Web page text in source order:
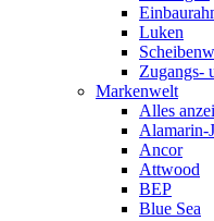
Luken
Zugangs-
Markenwelt
Alles
Alamarin-
Ancor
Attwood
BEP
Blue Sea